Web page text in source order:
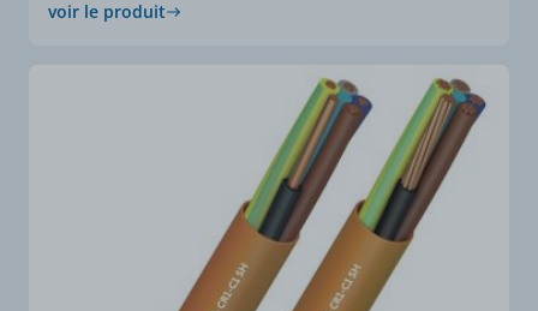
voir le produit